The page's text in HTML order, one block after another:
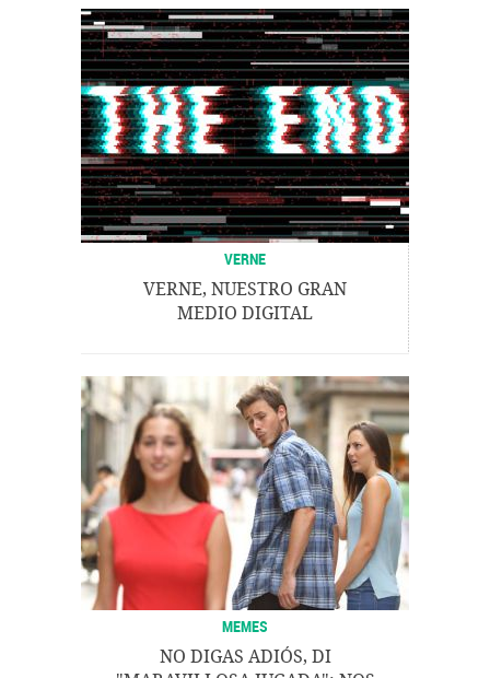
VERNE
VERNE, NUESTRO GRAN
MEDIO DIGITAL
MEMES
NO DIGAS ADIÓS, DI